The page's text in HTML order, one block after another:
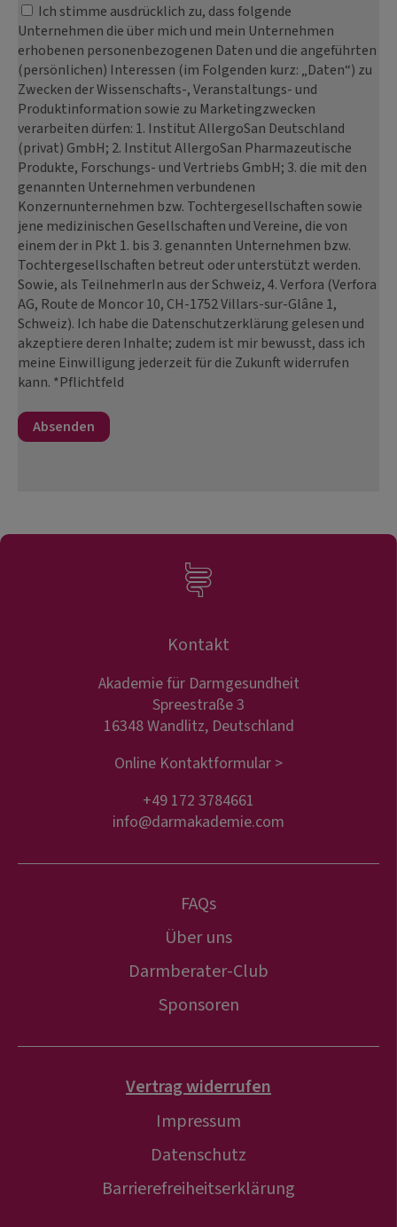
Ich stimme ausdrücklich zu, dass folgende
Unternehmen die über mich und mein Unternehmen
erhobenen personenbezogenen Daten und die angeführten
(persönlichen) Interessen (im Folgenden kurz: „Daten“) zu
Zwecken der Wissenschafts-, Veranstaltungs- und
Produktinformation sowie zu Marketingzwecken
verarbeiten dürfen: 1. Institut AllergoSan Deutschland
(privat) GmbH; 2. Institut AllergoSan Pharmazeutische
Produkte, Forschungs- und Vertriebs GmbH; 3. die mit den
genannten Unternehmen verbundenen
Konzernunternehmen bzw. Tochtergesellschaften sowie
jene medizinischen Gesellschaften und Vereine, die von
einem der in Pkt 1. bis 3. genannten Unternehmen bzw.
Tochtergesellschaften betreut oder unterstützt werden.
Sowie, als TeilnehmerIn aus der Schweiz, 4. Verfora (Verfora
AG, Route de Moncor 10, CH-1752 Villars-sur-Glâne 1,
Schweiz). Ich habe die Datenschutzerklärung gelesen und
akzeptiere deren Inhalte; zudem ist mir bewusst, dass ich
meine Einwilligung jederzeit für die Zukunft widerrufen
kann. *Pflichtfeld
Kontakt
Akademie für Darmgesundheit
Spreestraße 3
16348 Wandlitz, Deutschland
Online Kontaktformular >
+49 172 3784661
info@darmakademie.com
FAQs
Über uns
Darmberater-Club
Sponsoren
Vertrag widerrufen
Impressum
Datenschutz
Barrierefreiheitserklärung